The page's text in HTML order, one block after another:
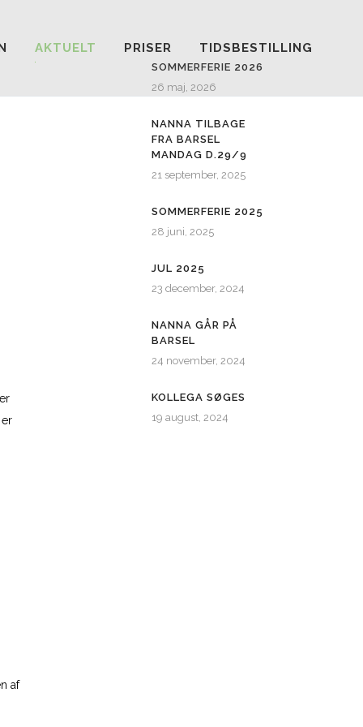
AKTUELT PRISER TIDSBESTILLING
af
SOMMERFERIE 2026
26 maj, 2026
NANNA TILBAGE
FRA BARSEL
MANDAG D.29/9
21 september, 2025
SOMMERFERIE 2025
28 juni, 2025
JUL 2025
23 december, 2024
NANNA GÅR PÅ
BARSEL
24 november, 2024
KOLLEGA SØGES
19 august, 2024